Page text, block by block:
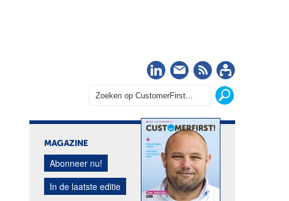
LinkedIn
Nieuwsbrief
RSS
MAGAZINE
Abonneer nu!
In de laatste editie